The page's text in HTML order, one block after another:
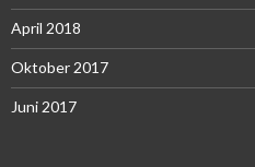
April 2018
Oktober 2017
Juni 2017